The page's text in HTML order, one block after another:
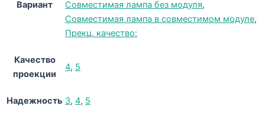
Вариант
Совместимая лампа без модуля,
Совместимая лампа в совместимом модуле,
Прекц. качество:
Качество
проекции
4, 5
Надежность 3, 4, 5